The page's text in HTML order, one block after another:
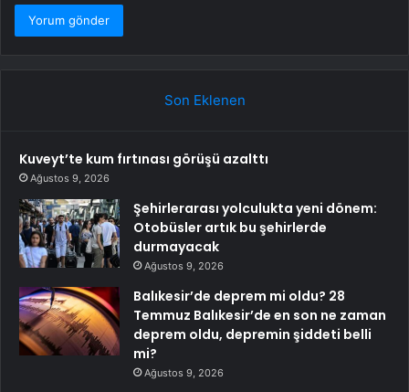
Son Eklenen
Kuveyt’te kum fırtınası görüşü azalttı
Ağustos 9, 2026
Şehirlerarası yolculukta yeni dönem:
Otobüsler artık bu şehirlerde
durmayacak
Ağustos 9, 2026
Balıkesir’de deprem mi oldu? 28
Temmuz Balıkesir’de en son ne zaman
deprem oldu, depremin şiddeti belli
mi?
Ağustos 9, 2026